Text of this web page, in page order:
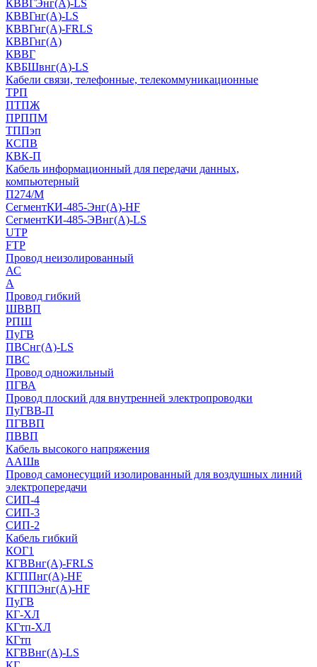
КВВГЭнг(А)-LS
КВВГнг(А)-LS
КВВГнг(А)-FRLS
КВВГнг(А)
КВВГ
КВБШвнг(А)-LS
Кабели связи, телефонные, телекоммуникационные
ТРП
ПТПЖ
ПРППМ
ТППэп
КСПВ
КВК-П
Кабель информационный для передачи данных,
компьютерный
П274/М
СегментКИ-485-Энг(А)-HF
СегментКИ-485-ЭВнг(А)-LS
UTP
FTP
Провод неизолированный
АС
А
Провод гибкий
ШВВП
РПШ
ПуГВ
ПВСнг(А)-LS
ПВС
Провод одножильный
ПГВА
Провод плоский для внутренней электропроводки
ПуГВВ-П
ПГВВП
ПВВП
Кабель высокого напряжения
ААШв
Провод самонесущий изолированный для воздушных линий
электропередачи
СИП-4
СИП-3
СИП-2
Кабель гибкий
КОГ1
КГВВнг(А)-FRLS
КГППнг(A)-HF
КГППЭнг(A)-HF
ПуГВ
КГ-ХЛ
КГтп-ХЛ
КГтп
КГВВнг(А)-LS